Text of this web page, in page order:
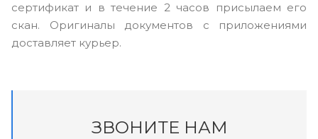
сертификат и в течение 2 часов присылаем его
скан. Оригиналы документов с приложениями
доставляет курьер.
ЗВОНИТЕ НАМ